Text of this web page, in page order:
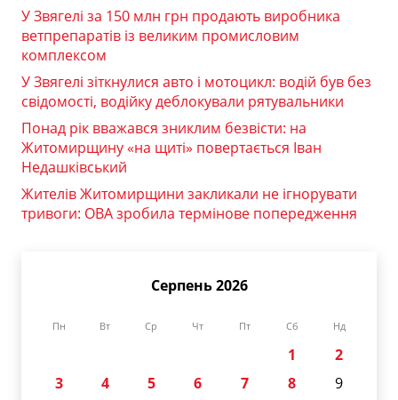
У Звягелі за 150 млн грн продають виробника
ветпрепаратів із великим промисловим
комплексом
У Звягелі зіткнулися авто і мотоцикл: водій був без
свідомості, водійку деблокували рятувальники
Понад рік вважався зниклим безвісти: на
Житомирщину «на щиті» повертається Іван
Недашківський
Жителів Житомирщини закликали не ігнорувати
тривоги: ОВА зробила термінове попередження
Серпень 2026
Пн Вт Ср Чт Пт Сб Нд
1
2
3
4 5 6 7 8
9